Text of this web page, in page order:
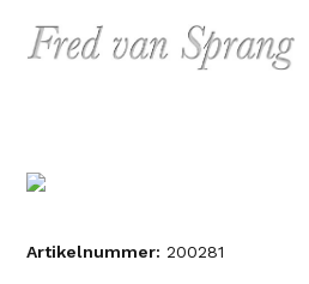
Artikelnummer: 200281